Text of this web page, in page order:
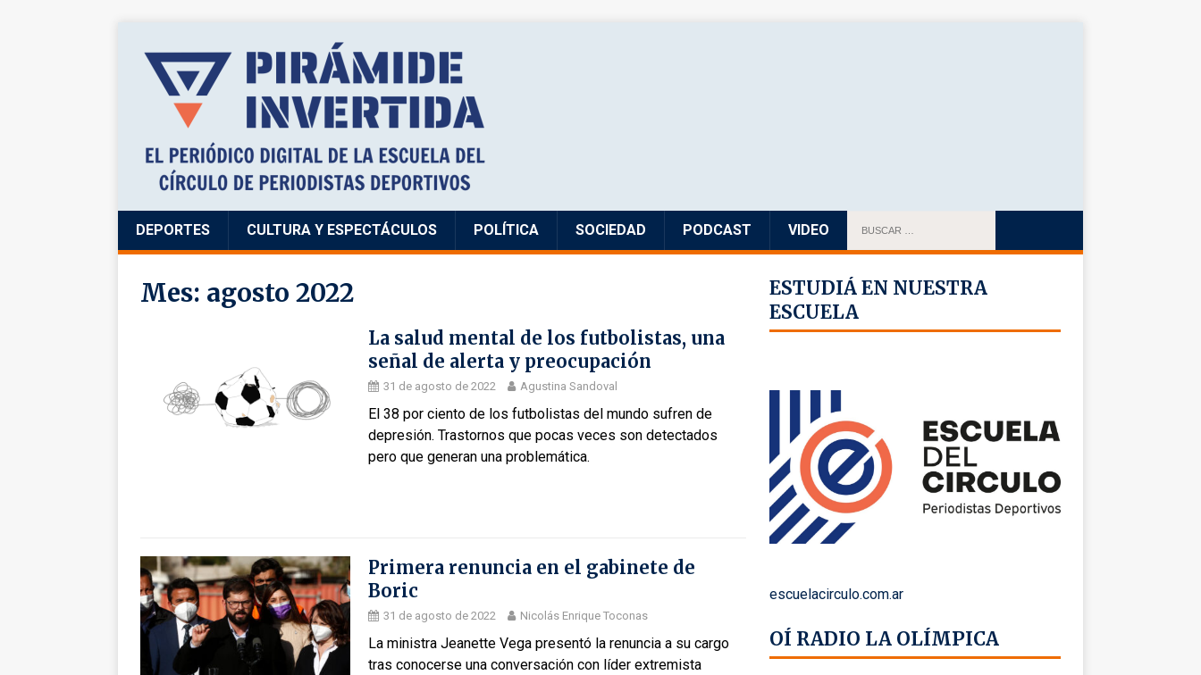
DEPORTES CULTURA Y ESPECTÁCULOS POLÍTICA SOCIEDAD PODCAST VIDEO
Mes: agosto 2022
La salud mental de los futbolistas, una
señal de alerta y preocupación
31 de agosto de 2022 Agustina Sandoval
El 38 por ciento de los futbolistas del mundo sufren de
depresión. Trastornos que pocas veces son detectados
pero que generan una problemática.
Primera renuncia en el gabinete de
Boric
31 de agosto de 2022 Nicolás Enrique Toconas
La ministra Jeanette Vega presentó la renuncia a su cargo
tras conocerse una conversación con líder extremista
ESTUDIÁ EN NUESTRA
ESCUELA
escuelacirculo.com.ar
OÍ RADIO LA OLÍMPICA